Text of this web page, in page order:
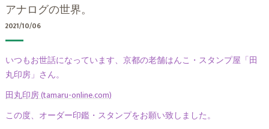
アナログの世界。
2021/10/06
いつもお世話になっています、京都の老舗はんこ・スタンプ屋「田
丸印房」さん。
田丸印房 (tamaru-online.com)
この度、オーダー印鑑・スタンプをお願い致しました。